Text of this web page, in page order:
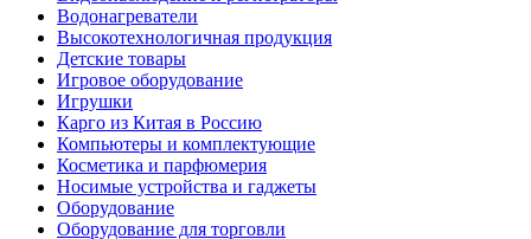
Водонагреватели
Высокотехнологичная продукция
Детские товары
Игровое оборудование
Игрушки
Карго из Китая в Россию
Компьютеры и комплектующие
Косметика и парфюмерия
Носимые устройства и гаджеты
Оборудование
Оборудование для торговли